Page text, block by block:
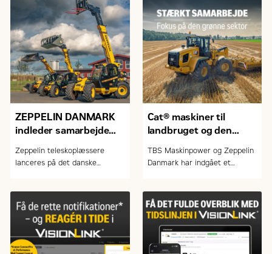
ZEPPELIN DANMARK
indleder samarbejde
teleskoplæssere
Zeppelin teleskoplæssere
lanceres på det danske
Cat® maskiner til
landbruget og den
TBS Maskinpower og Zeppelin
Danmark har indgået et